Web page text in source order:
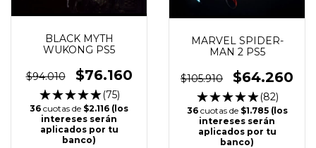
BLACK MYTH
WUKONG PS5
$94.010 $76.160
(75)
36 cuotas de $2.116 (los
intereses serán
aplicados por tu
banco)
MARVEL SPIDER-
MAN 2 PS5
$105.910 $64.260
(82)
36 cuotas de $1.785 (los
intereses serán
aplicados por tu
banco)